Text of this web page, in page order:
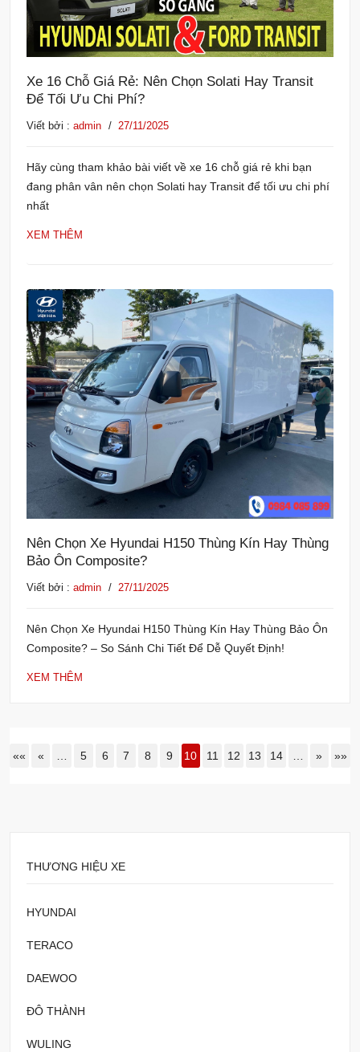
Xe 16 Chỗ Giá Rẻ: Nên Chọn Solati Hay Transit
Để Tối Ưu Chi Phí?
Viết bởi : admin / 27/11/2025
Hãy cùng tham khảo bài viết về xe 16 chỗ giá rẻ khi bạn
đang phân vân nên chọn Solati hay Transit để tối ưu chi phí
nhất
XEM THÊM
Nên Chọn Xe Hyundai H150 Thùng Kín Hay Thùng
Bảo Ôn Composite?
Viết bởi : admin / 27/11/2025
Nên Chọn Xe Hyundai H150 Thùng Kín Hay Thùng Bảo Ôn
Composite? – So Sánh Chi Tiết Để Dễ Quyết Định!
XEM THÊM
«« « … 5 6 7 8 9 10 11 12 13 14 … » »»
THƯƠNG HIỆU XE
HYUNDAI
TERACO
DAEWOO
ĐÔ THÀNH
WULING